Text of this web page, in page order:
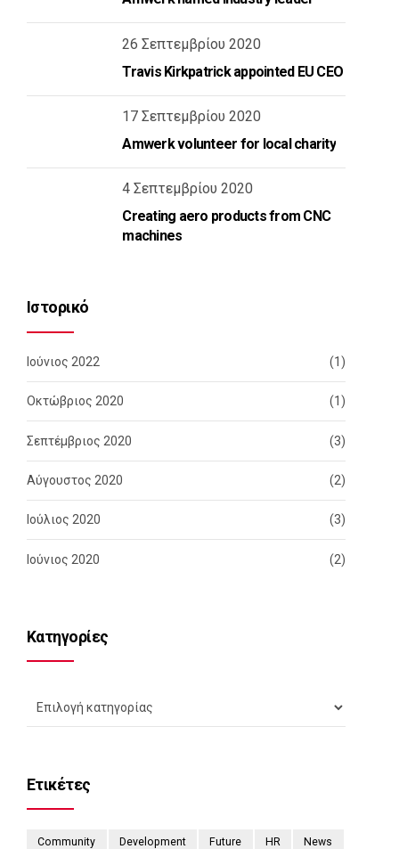
26 Σεπτεμβρίου 2020
Travis Kirkpatrick appointed EU CEO
17 Σεπτεμβρίου 2020
Amwerk volunteer for local charity
4 Σεπτεμβρίου 2020
Creating aero products from CNC
machines
Ιστορικό
Ιούνιος 2022 (1)
Οκτώβριος 2020 (1)
Σεπτέμβριος 2020 (3)
Αύγουστος 2020 (2)
Ιούλιος 2020 (3)
Ιούνιος 2020 (2)
Kατηγορίες
Ετικέτες
Community Development Future HR News